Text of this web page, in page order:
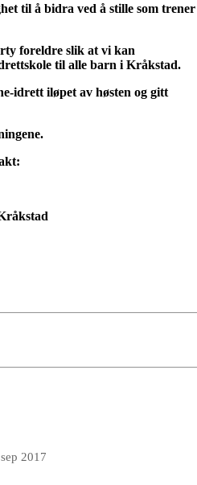
til å bidra ved å stille som trener
foreldre slik at vi kan
til alle barn i Kråkstad.
idrett iløpet av høsten og gitt
2017